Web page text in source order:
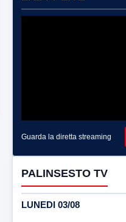
Guarda la diretta streaming
PALINSESTO TV
LUNEDI 03/08